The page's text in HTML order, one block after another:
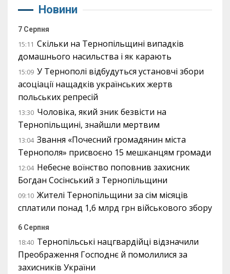
Новини
7 Серпня
15:11 Скільки на Тернопільщині випадків
домашнього насильства і як карають
15:09 У Тернополі відбудуться установчі збори
асоціації нащадків українських жертв
польських репресій
13:30 Чоловіка, який зник безвісти на
Тернопільщині, знайшли мертвим
13:04 Звання «Почесний громадянин міста
Тернополя» присвоєно 15 мешканцям громади
12:04 Небесне воїнство поповнив захисник
Богдан Сосінський з Тернопільщини
09:10 Жителі Тернопільщини за сім місяців
сплатили понад 1,6 млрд грн військового збору
6 Серпня
18:40 Тернопільські нацгвардійці відзначили
Преображення Господнє й помолилися за
захисників України